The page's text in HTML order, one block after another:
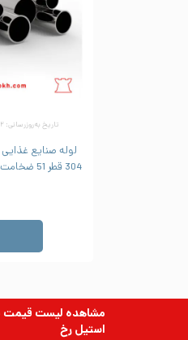
تاریخ به‌روزرسانی: ۱۲ مرداد ۱۴۰۵ | ۱۶:۳۵
لوله صنایع
304 قطر 51 ضخامت 1.5 براق شاخه 6 متری
مشاهده لیست قیمت
استیل رخ